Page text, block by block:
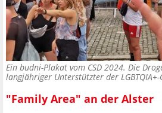
Ein budni-Plakat vom CSD 2024. Die
langjähriger Unterstützter der
"Family Area" an der Alster